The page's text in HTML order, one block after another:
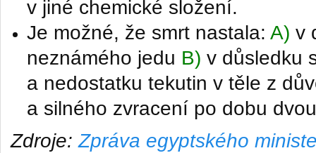
v jiné chemické složení.
Je možné, že smrt nastala: A) v
neznámého jedu B) v důsledku
a nedostatku tekutin v těle z
a silného zvracení po dobu
Zdroje:Zpráva egyptského